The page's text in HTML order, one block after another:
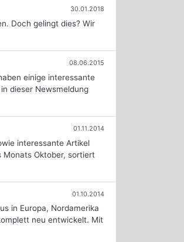
30.01.2018
Doch gelingt dies? Wir
08.06.2015
einige interessante
dieser Newsmeldung
01.11.2014
interessante Artikel
Oktober, sortiert
01.10.2014
in Europa, Nordamerika
neu entwickelt. Mit